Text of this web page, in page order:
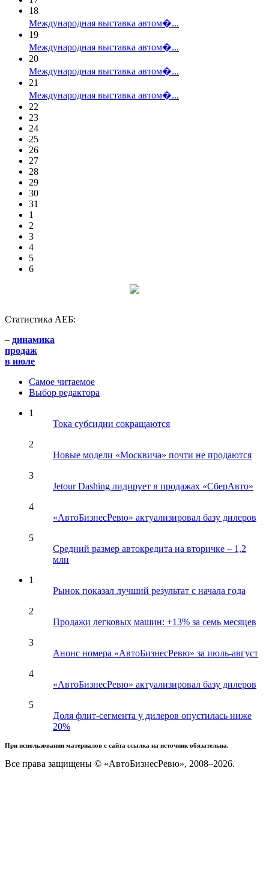
18
Международная выставка автом�...
19
Международная выставка автом�...
20
Международная выставка автом�...
21
Международная выставка автом�...
22
23
24
25
26
27
28
29
30
31
1
2
3
4
5
6
Статистика АЕБ:
– динамика
продаж
в июле
Самое читаемое
Выбор редактора
1
Тока субсидии сокращаются
2
Новые модели «Москвича» почти не продаются
3
Jetour Dashing лидирует в продажах «СберАвто»
4
«АвтоБизнесРевю» актуализировал базу дилеров
5
Средний размер автокредита на вторичке – 1,2
млн
1
Рынок показал лучший результат с начала года
2
Продажи легковых машин: +13% за семь месяцев
3
Анонс номера «АвтоБизнесРевю» за июль-август
4
«АвтоБизнесРевю» актуализировал базу дилеров
5
Доля флит-сегмента у дилеров опустилась ниже
20%
При использовании материалов с сайта ссылка на источник обязательна.
Все права защищены © «АвтоБизнесРевю», 2008–2026.